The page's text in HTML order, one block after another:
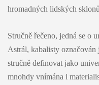
hromadných lidských
Stručně řečeno, jedná se o
Astrál, kabalisty
stručně definovat jako
mnohdy vnímána i